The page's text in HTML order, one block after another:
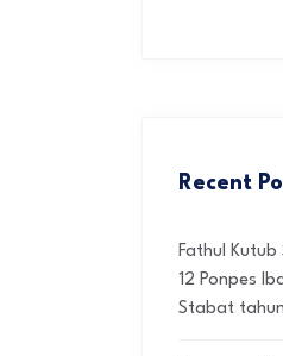
Recent
Fathul Kutub
12 Ponpes
Stabat